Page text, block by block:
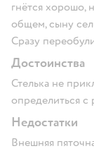
гнётся хорошо,
общем, сыну
Сразу
Достоинства
Стелька не
определиться
Недостатки
Внешняя